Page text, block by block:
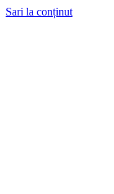
Sari la conținut